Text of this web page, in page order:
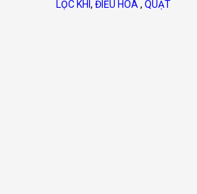
LỌC KHÍ,ĐIỀU HOÀ,QUẠT